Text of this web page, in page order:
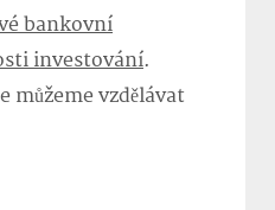
bankovní
investování.
můžeme vzdělávat